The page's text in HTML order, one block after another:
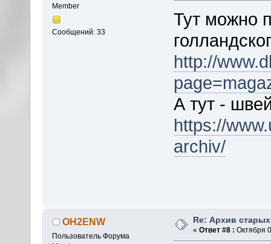
Member
Сообщений: 33
Тут можно
http://
А тут -
https://
archiv/
OH2ENW
Пользователь Форума
Re: Архив
«Ответ #8 : Октября